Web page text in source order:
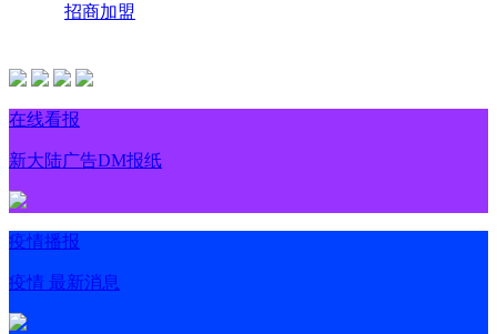
招商加盟
在线看报
新大陆广告DM报纸
疫情播报
疫情 最新消息